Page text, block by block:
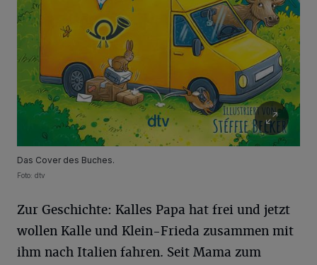
Das Cover des Buches.
Foto: dtv
Zur Geschichte: Kalles Papa hat frei und jetzt
wollen Kalle und Klein-Frieda zusammen mit
ihm nach Italien fahren. Seit Mama zum